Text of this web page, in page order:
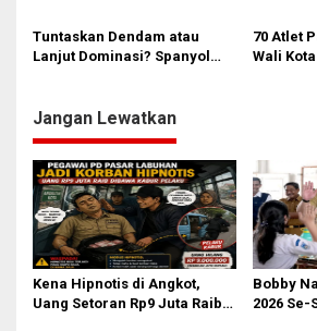
Berhati yang Guncang
Birokrasi!
Tuntaskan Dendam atau
Lanjut Dominasi? Spanyol
70 Atlet
Wali
Jangan Lewatkan
Kena Hipnotis di Angkot,
Uang Setoran Rp9 Juta Raib
Bobby
2026